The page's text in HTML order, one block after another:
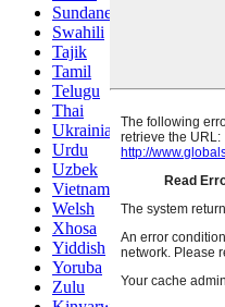
Sundanese
Swahili
Tajik
Tamil
Telugu
Thai
Ukrainian
Urdu
Uzbek
Vietnamese
Welsh
Xhosa
Yiddish
Yoruba
Zulu